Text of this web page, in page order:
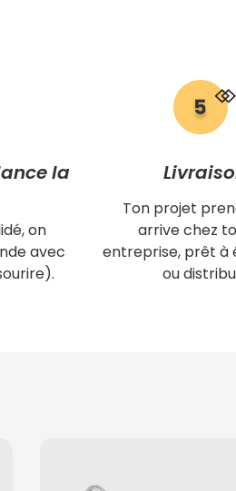
la
on
avec
Ton projet
arrive chez
entreprise, prêt à
ou